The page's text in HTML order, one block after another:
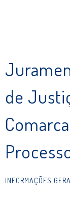
de
INFORMAÇÕES